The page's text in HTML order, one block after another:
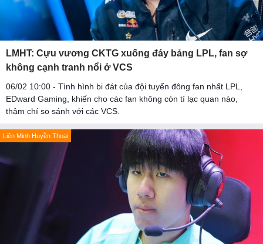
LMHT: Cựu vương CKTG xuống đáy bảng LPL, fan sợ
không cạnh tranh nổi ở VCS
06/02 10:00 - Tình hình bi đát của đội tuyển đông fan nhất LPL,
EDward Gaming, khiến cho các fan không còn tí lạc quan nào,
thậm chí so sánh với các VCS.
Liên Minh Huyền Thoại